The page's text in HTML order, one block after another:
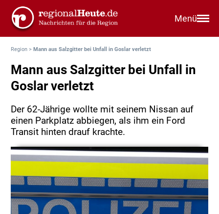
Menü
Region >Mann aus Salzgitter bei Unfall in Goslar verletzt
Mann aus Salzgitter bei Unfall in
Goslar verletzt
Der 62-Jährige wollte mit seinem Nissan auf
einen Parkplatz abbiegen, als ihm ein Ford
Transit hinten drauf krachte.